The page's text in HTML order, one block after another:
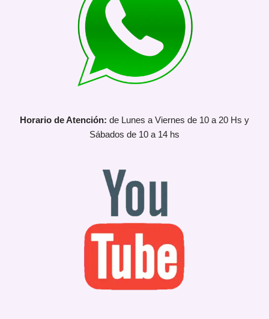
Horario de Atención: de Lunes a Viernes de 10 a 20 Hs y
Sábados de 10 a 14 hs